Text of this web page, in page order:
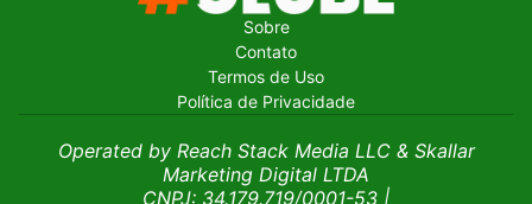
Sobre
Contato
Termos de Uso
Política de Privacidade
Operated by Reach Stack Media LLC & Skallar
Marketing Digital LTDA
CNPJ: 34.179.719/0001-53 |